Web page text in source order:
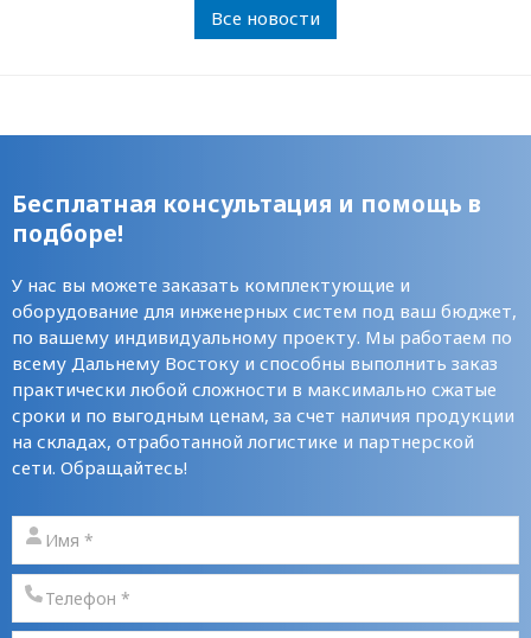
Все новости
Бесплатная консультация и помощь в
подборе!
У нас вы можете заказать комплектующие и
оборудование для инженерных систем под ваш бюджет,
по вашему индивидуальному проекту. Мы работаем по
всему Дальнему Востоку и способны выполнить заказ
практически любой сложности в максимально сжатые
сроки и по выгодным ценам, за счет наличия продукции
на складах, отработанной логистике и партнерской
сети. Обращайтесь!